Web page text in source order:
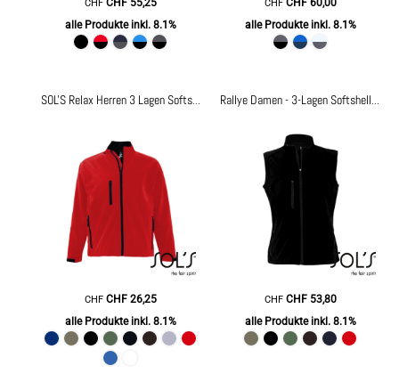
CHF CHF55,25
alle Produkte inkl. 8.1%
CHF CHF60,00
alle Produkte inkl. 8.1%
SOL'S Relax Herren 3 Lagen Softshell Jacke 25.4660
CHF CHF26,25
alle Produkte inkl. 8.1%
Rallye Damen - 3-Lagen Softshell Gilet
CHF CHF53,80
alle Produkte inkl. 8.1%